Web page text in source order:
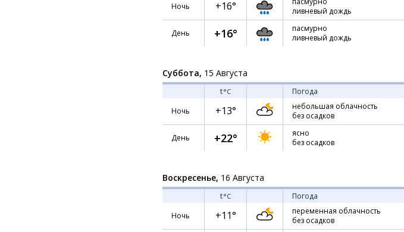
Ночь
+16°
ливневый дождь
День +16°
пасмурно
ливневый дождь
Суббота, 15 Августа
t°C Погода
Ночь
+13°
небольшая облачность
без осадков
День +22°
ясно
без осадков
Воскресенье, 16 Августа
t°C Погода
Ночь
+11°
переменная облачность
без осадков